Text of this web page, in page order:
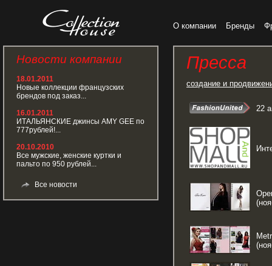
О компании Бренды
Новости компании
18.01.2011
Новые коллекции французских
брендов под заказ...
16.01.2011
ИТАЛЬЯНСКИЕ джинсы AMY GEE по
777рублей!...
20.10.2010
Все мужские, женские куртки и
пальто по 950 рублей...
Все новости
Пресса
создание и
22